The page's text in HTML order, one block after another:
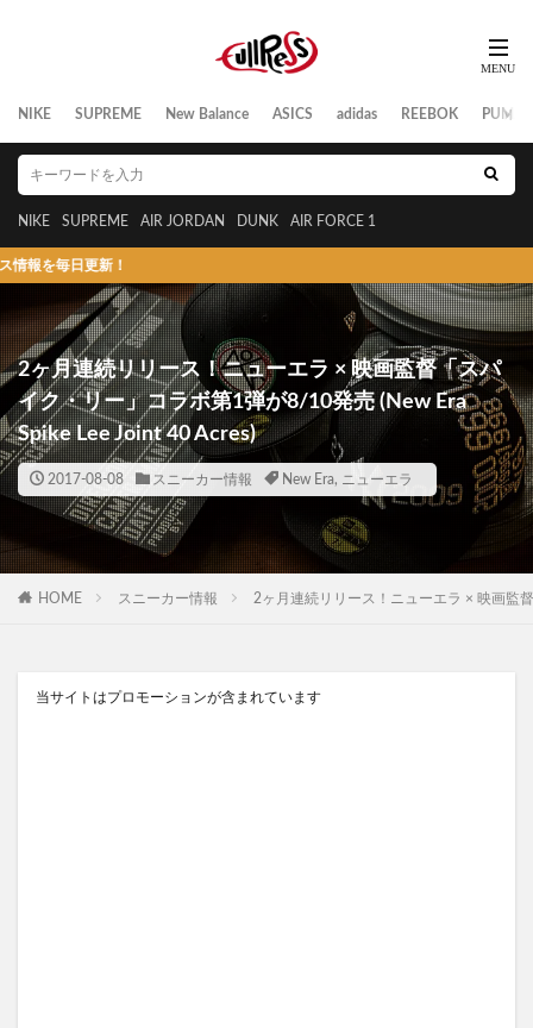
NIKE SUPREME New Balance ASICS adidas REEBOK PUMA
NIKE SUPREME AIR JORDAN DUNK AIR FORCE 1
更新！
2ヶ月連続リリース！ニューエラ × 映画監督「スパ
イク・リー」コラボ第1弾が8/10発売 (New Era
Spike Lee Joint 40 Acres)
2017-08-08 スニーカー情報 New Era, ニューエラ
HOME スニーカー情報 2ヶ月連続リリース！ニューエラ × 映画監
当サイトはプロモーションが含まれています